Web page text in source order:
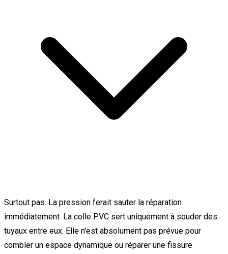
Surtout pas. La pression ferait sauter la réparation
immédiatement. La colle PVC sert uniquement à souder des
tuyaux entre eux. Elle n'est absolument pas prévue pour
combler un espace dynamique ou réparer une fissure